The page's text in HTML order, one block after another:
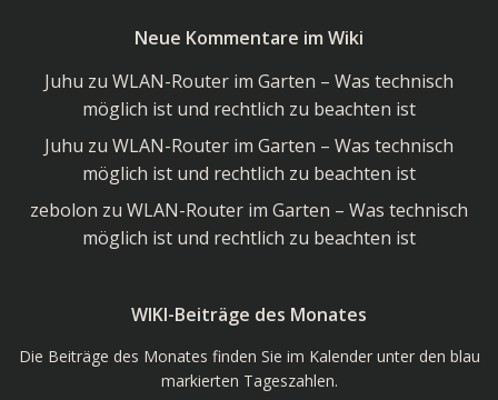
Wiki
Neue Kommentare im Wiki
Juhu zu WLAN-Router im Garten – Was technisch
möglich ist und rechtlich zu beachten ist
Juhu zu WLAN-Router im Garten – Was technisch
möglich ist und rechtlich zu beachten ist
zebolon zu WLAN-Router im Garten – Was technisch
möglich ist und rechtlich zu beachten ist
WIKI-Beiträge des Monates
Die Beiträge des Monates finden Sie im Kalender unter den blau
markierten Tageszahlen.